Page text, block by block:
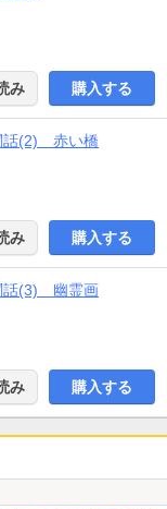
み 購入する
話(2) 赤い橋
み 購入する
話(3) 幽霊画
み 購入する